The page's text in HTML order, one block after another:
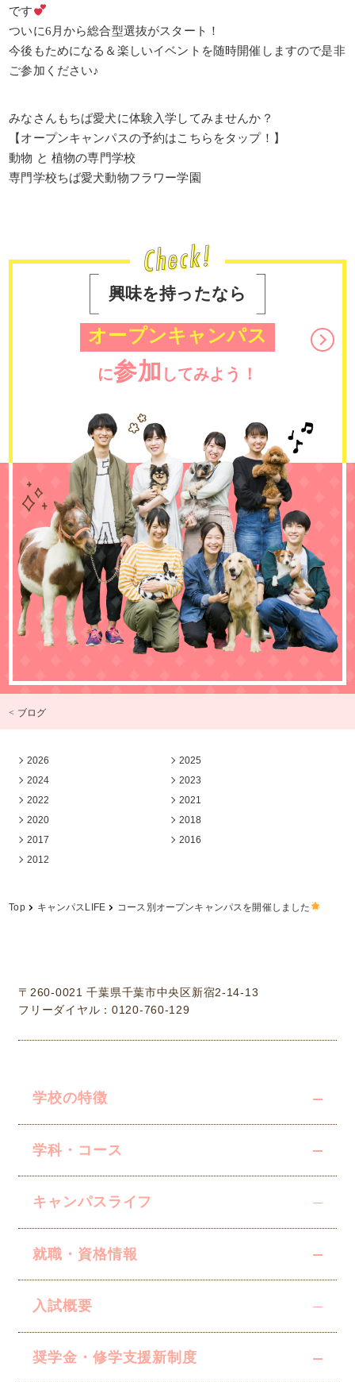
です
ついに6月から総合型選抜がスタート！
今後もためになる＆楽しいイベントを随時開催しますので是非
ご参加ください♪
みなさんもちば愛犬に体験入学してみませんか？
【オープンキャンパスの予約はこちらをタップ！】
動物 と 植物の専門学校
専門学校ちば愛犬動物フラワー学園
興味を持ったなら
オープンキャンパス
に参加 してみよう！
< ブログ
2026
2025
2024
2023
2022
2021
2020
2018
2017
2016
2012
Top キャンパスLIFE コース別オープンキャンパスを開催しました
学校の特徴
学科・コース
キャンパスライフ
就職・資格情報
入試概要
奨学金・修学支援新制度
〒260-0021 千葉県千葉市中央区新宿2-14-13
フリーダイヤル：0120-760-129